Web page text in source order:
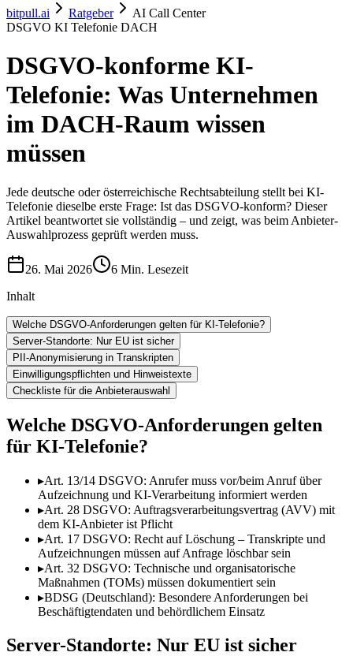
bitpull.ai Ratgeber
AI Call Center
DSGVO KI Telefonie DACH
DSGVO-konforme KI-
Telefonie: Was Unternehmen
im DACH-Raum wissen
müssen
Jede deutsche oder österreichische Rechtsabteilung stellt bei KI-
Telefonie dieselbe erste Frage: Ist das DSGVO-konform? Dieser
Artikel beantwortet sie vollständig – und zeigt, was beim Anbieter-
Auswahlprozess geprüft werden muss.
26. Mai 2026
6 Min. Lesezeit
Inhalt
Welche DSGVO-Anforderungen gelten für KI-Telefonie?
Server-Standorte: Nur EU ist sicher
PII-Anonymisierung in Transkripten
Einwilligungspflichten und Hinweistexte
Checkliste für die Anbieterauswahl
Welche DSGVO-Anforderungen gelten
für KI-Telefonie?
▸Art. 13/14 DSGVO: Anrufer muss vor/beim Anruf über
Aufzeichnung und KI-Verarbeitung informiert werden
▸Art. 28 DSGVO: Auftragsverarbeitungsvertrag (AVV) mit
dem KI-Anbieter ist Pflicht
▸Art. 17 DSGVO: Recht auf Löschung – Transkripte und
Aufzeichnungen müssen auf Anfrage löschbar sein
▸Art. 32 DSGVO: Technische und organisatorische
Maßnahmen (TOMs) müssen dokumentiert sein
▸BDSG (Deutschland): Besondere Anforderungen bei
Beschäftigtendaten und behördlichem Einsatz
Server-Standorte: Nur EU ist sicher